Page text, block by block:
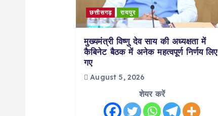
छत्तीसगढ़ रायपुर
मुख्यमंत्री विष्णु देव साय की अध्यक्षता में
कैबिनेट बैठक में अनेक महत्वपूर्ण निर्णय लिए
गए
August 5, 2026
शेयर करें